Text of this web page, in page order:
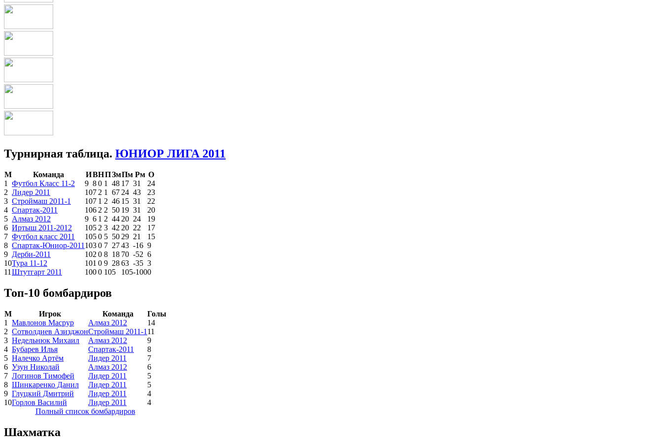
Турнирная таблица. ЮНИОР ЛИГА 2011
М Команда ИВНПЗмПм Рм О
1
Футбол Класс 11-2 9 80 1 48 17 31
24
2 Лидер 2011 107 2 1 67 24 43
23
3 Строймаш 2011-1 107 1 2 46 15 31
22
4 Спартак-2011 106 2 2 50 19 31
20
5 Алмаз 2012 9 6 1 2 44 20 24
19
6 Иртыш 2011-2012 105 2 3 42 20 22
17
7 Футбол класс 2011 1050 5 50 29 21
15
8 Спартак-Юниор-2011 1030 7 2743 -16 9
9 Дерби-2011 102 0 8 18 70 -52 6
10Тура 11-12 101 0 9 2863 -35 3
11 Штутгарт 2011 1000 105 105-1000
Топ-10 бомбардиров
М Игрок Команда
Голы
1
Мавлонов Масрур Алмаз 2012
14
2 Сотволдиев АзизджонСтроймаш 2011-1 11
3 Недельнюк Михаил Алмаз 2012
9
4 Бубарев Илья Спартак-2011
8
5 Налечко Артём Лидер 2011
7
6 Узун Николай Алмаз 2012
6
7 Логинов Тимофей Лидер 2011
5
8 Шинкаренко Данил Лидер 2011
5
9 Глуцкий Дмитрий Лидер 2011
4
10Горлов Василий Лидер 2011
4
Полный список бомбардиров
Шахматка